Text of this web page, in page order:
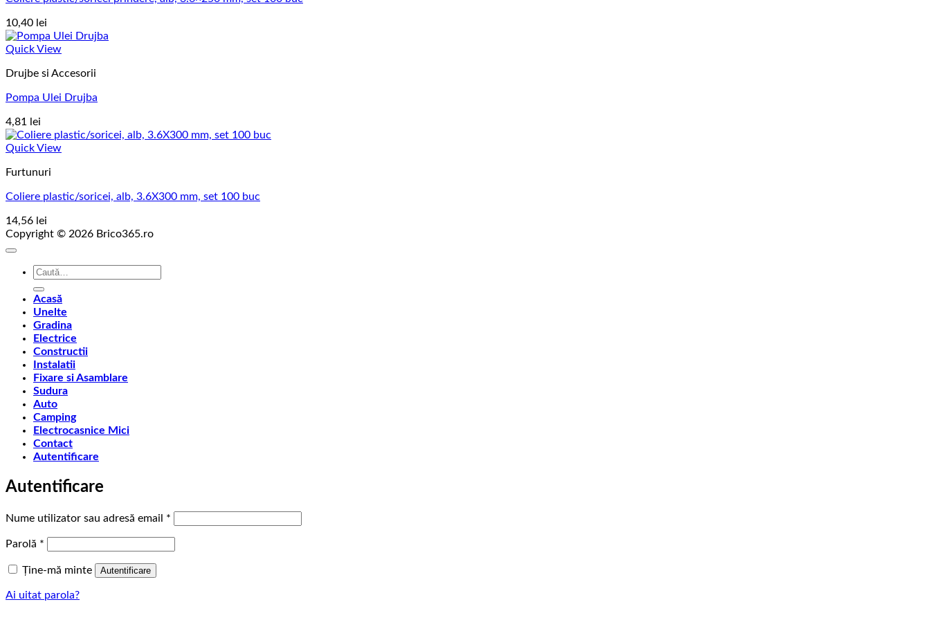
10,40 lei
Quick View
Drujbe si Accesorii
Pompa Ulei Drujba
4,81 lei
Quick View
Furtunuri
Coliere plastic/soricei, alb, 3.6X300 mm, set 100 buc
14,56 lei
Copyright © 2026 Brico365.ro
Caută
Acasă
Unelte
Gradina
Electrice
Constructii
Instalatii
Fixare si Asamblare
Sudura
Auto
Camping
Electrocasnice Mici
Contact
Autentificare
Autentificare
Nume utilizator sau adresă email *
Parolă *
Ține-mă minte Autentificare
Ai uitat parola?